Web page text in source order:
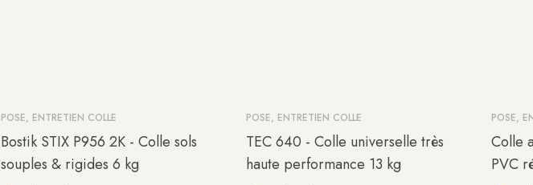
POSE, ENTRETIEN COLLE
Bostik STIX P956 2K - Colle sols
souples & rigides 6 kg
-10%
POSE, ENTRETIEN COLLE
TEC 640 - Colle universelle très
haute performance 13 kg
POSE,
Colle
PVC